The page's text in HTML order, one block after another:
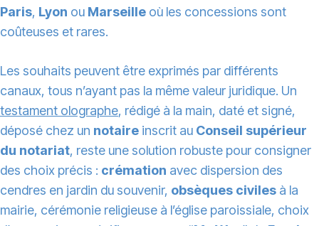
Paris, Lyon ou Marseille où les concessions sont
coûteuses et rares.
Les souhaits peuvent être exprimés par différents
canaux, tous n’ayant pas la même valeur juridique. Un
testament olographe, rédigé à la main, daté et signé,
déposé chez un notaire inscrit au Conseil supérieur
du notariat, reste une solution robuste pour consigner
des choix précis : crémation avec dispersion des
cendres en jardin du souvenir, obsèques civiles à la
mairie, cérémonie religieuse à l’église paroissiale, choix